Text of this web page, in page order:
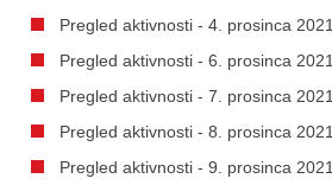
Pregled aktivnosti - 4. prosinca 2021.
Pregled aktivnosti - 6. prosinca 2021.
Pregled aktivnosti - 7. prosinca 2021.
Pregled aktivnosti - 8. prosinca 2021.
Pregled aktivnosti - 9. prosinca 2021.